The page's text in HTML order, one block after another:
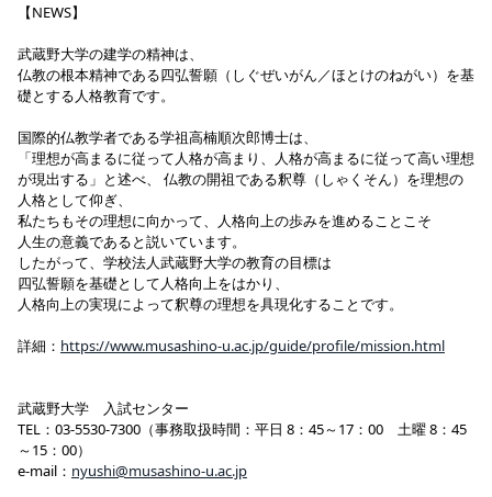
【NEWS】
武蔵野大学の建学の精神は、
仏教の根本精神である四弘誓願（しぐぜいがん／ほとけのねがい）を基
礎とする人格教育です。
国際的仏教学者である学祖高楠順次郎博士は、
「理想が高まるに従って人格が高まり、人格が高まるに従って高い理想
が現出する」と述べ、 仏教の開祖である釈尊（しゃくそん）を理想の
人格として仰ぎ、
私たちもその理想に向かって、人格向上の歩みを進めることこそ
人生の意義であると説いています。
したがって、学校法人武蔵野大学の教育の目標は
四弘誓願を基礎として人格向上をはかり、
人格向上の実現によって釈尊の理想を具現化することです。
詳細： https://www.musashino-u.ac.jp/guide/profile/mission.html
武蔵野大学 入試センター
TEL：03-5530-7300（事務取扱時間：平日 8：45～17：00 土曜 8：45
～15：00）
e-mail： nyushi@musashino-u.ac.jp